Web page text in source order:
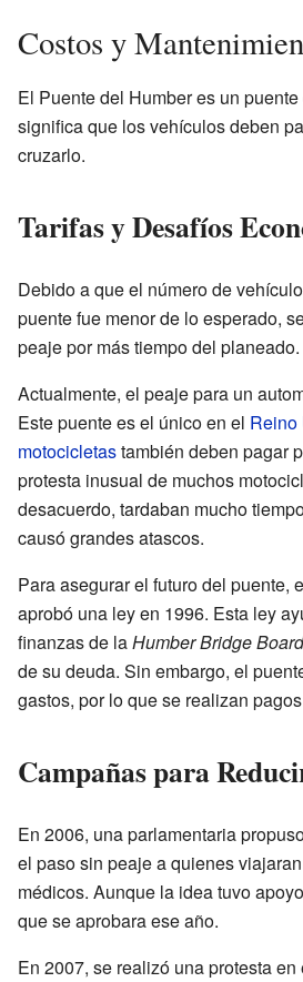
Costos y
El Puente del Humber es un
significa que los vehículos deben
cruzarlo.
Tarifas y Desafíos
Debido a que el número de
puente fue menor de lo esperado,
peaje por más tiempo del planeado.
Actualmente, el peaje para un
Este puente es el único en el Reino
motocicletastambién deben pagar
protesta inusual de muchos
desacuerdo, tardaban mucho
causó grandes atascos.
Para asegurar el futuro del puente,
aprobó una ley en 1996. Esta ley
finanzas de laHumber Bridge Board
de su deuda. Sin embargo, el
gastos, por lo que se realizan
Campañas para
En 2006, una parlamentaria
el paso sin peaje a quienes
médicos. Aunque la idea tuvo
que se aprobara ese año.
En 2007, se realizó una protesta